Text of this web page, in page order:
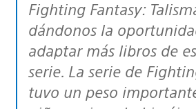
Fighting Fantasy:
dándonos la
adaptar más libros de
serie. La serie de
tuvo un peso